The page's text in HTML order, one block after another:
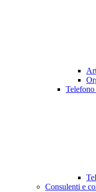
Telefono
Consulenti e